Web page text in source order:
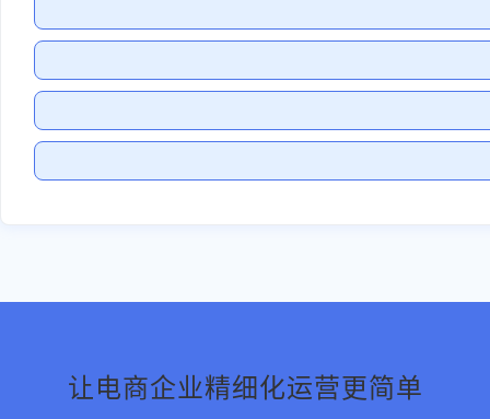
让电商企业精细化运营更简单